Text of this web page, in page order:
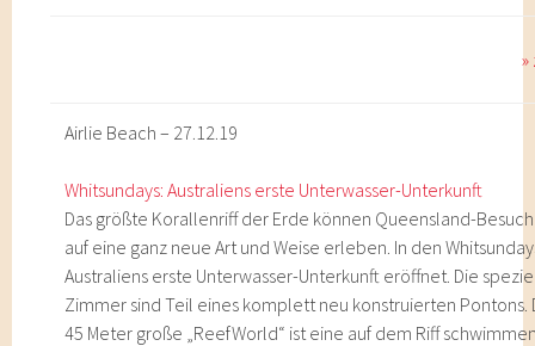
Airlie Beach – 27.12.19
Whitsundays: Australiens erste Unterwasser-Unterkunft
Das größte Korallenriff der Erde können Queensland-
auf eine ganz neue Art und Weise erleben. In den
Australiens erste Unterwasser-Unterkunft eröffnet. Die
Zimmer sind Teil eines komplett neu konstruierten Pontons.
45 Meter große „ReefWorld“ ist eine auf dem Riff